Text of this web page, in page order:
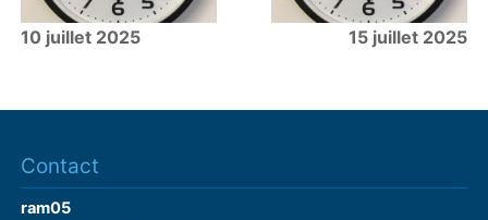
10 juillet 2025 15 juillet 2025
Contact
ram05